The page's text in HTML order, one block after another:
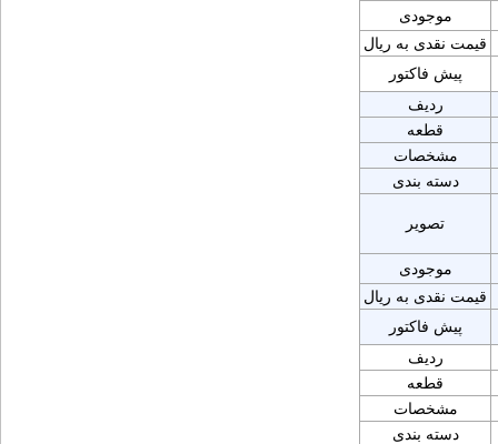
موجودی
قیمت نقدی به ریال
پیش فاکتور
ردیف
قطعه
مشخصات
دسته بندی
تصویر
موجودی
قیمت نقدی به ریال
پیش فاکتور
ردیف
قطعه
مشخصات
دسته بندی